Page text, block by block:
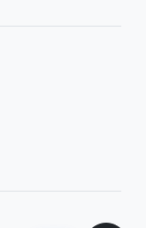
에서 서버와 로컬을
제어' 합의문 (대화